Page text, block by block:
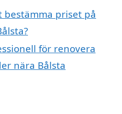
priset på
för renovera
nära Bålsta